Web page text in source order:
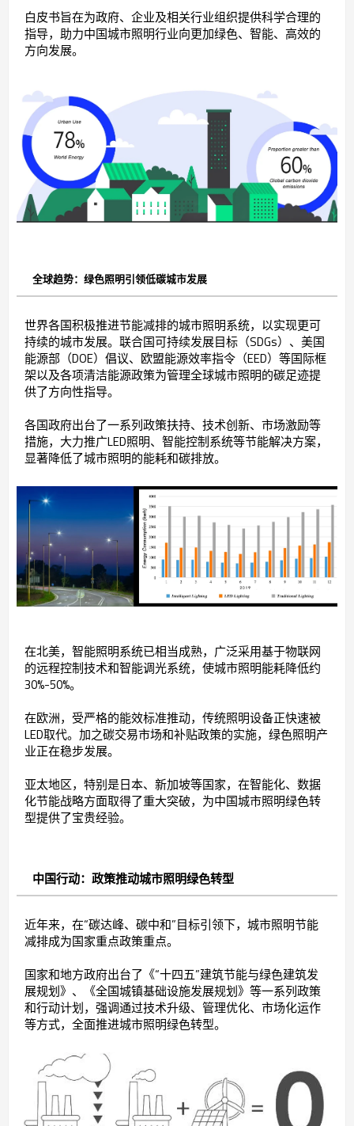
白皮书旨在为政府、企业及相关行业组织提供科学合理的
指导，助力中国城市照明行业向更加绿色、智能、高效的
方向发展。
全球趋势：绿色照明引领低碳城市发展
世界各国积极推进节能减排的城市照明系统，以实现更可
持续的城市发展。联合国可持续发展目标（SDGs）、美国
能源部（DOE）倡议、欧盟能源效率指令（EED）等国际框
架以及各项清洁能源政策为管理全球城市照明的碳足迹提
供了方向性指导。
各国政府出台了一系列政策扶持、技术创新、市场激励等
措施，大力推广LED照明、智能控制系统等节能解决方案，
显著降低了城市照明的能耗和碳排放。
在北美，智能照明系统已相当成熟，广泛采用基于物联网
的远程控制技术和智能调光系统，使城市照明能耗降低约
30%-50%。
在欧洲，受严格的能效标准推动，传统照明设备正快速被
LED取代。加之碳交易市场和补贴政策的实施，绿色照明产
业正在稳步发展。
亚太地区，特别是日本、新加坡等国家，在智能化、数据
化节能战略方面取得了重大突破，为中国城市照明绿色转
型提供了宝贵经验。
中国行动：政策推动城市照明绿色转型
近年来，在“碳达峰、碳中和”目标引领下，城市照明节能
减排成为国家重点政策重点。
国家和地方政府出台了《“十四五”建筑节能与绿色建筑发
展规划》、《全国城镇基础设施发展规划》等一系列政策
和行动计划，强调通过技术升级、管理优化、市场化运作
等方式，全面推进城市照明绿色转型。